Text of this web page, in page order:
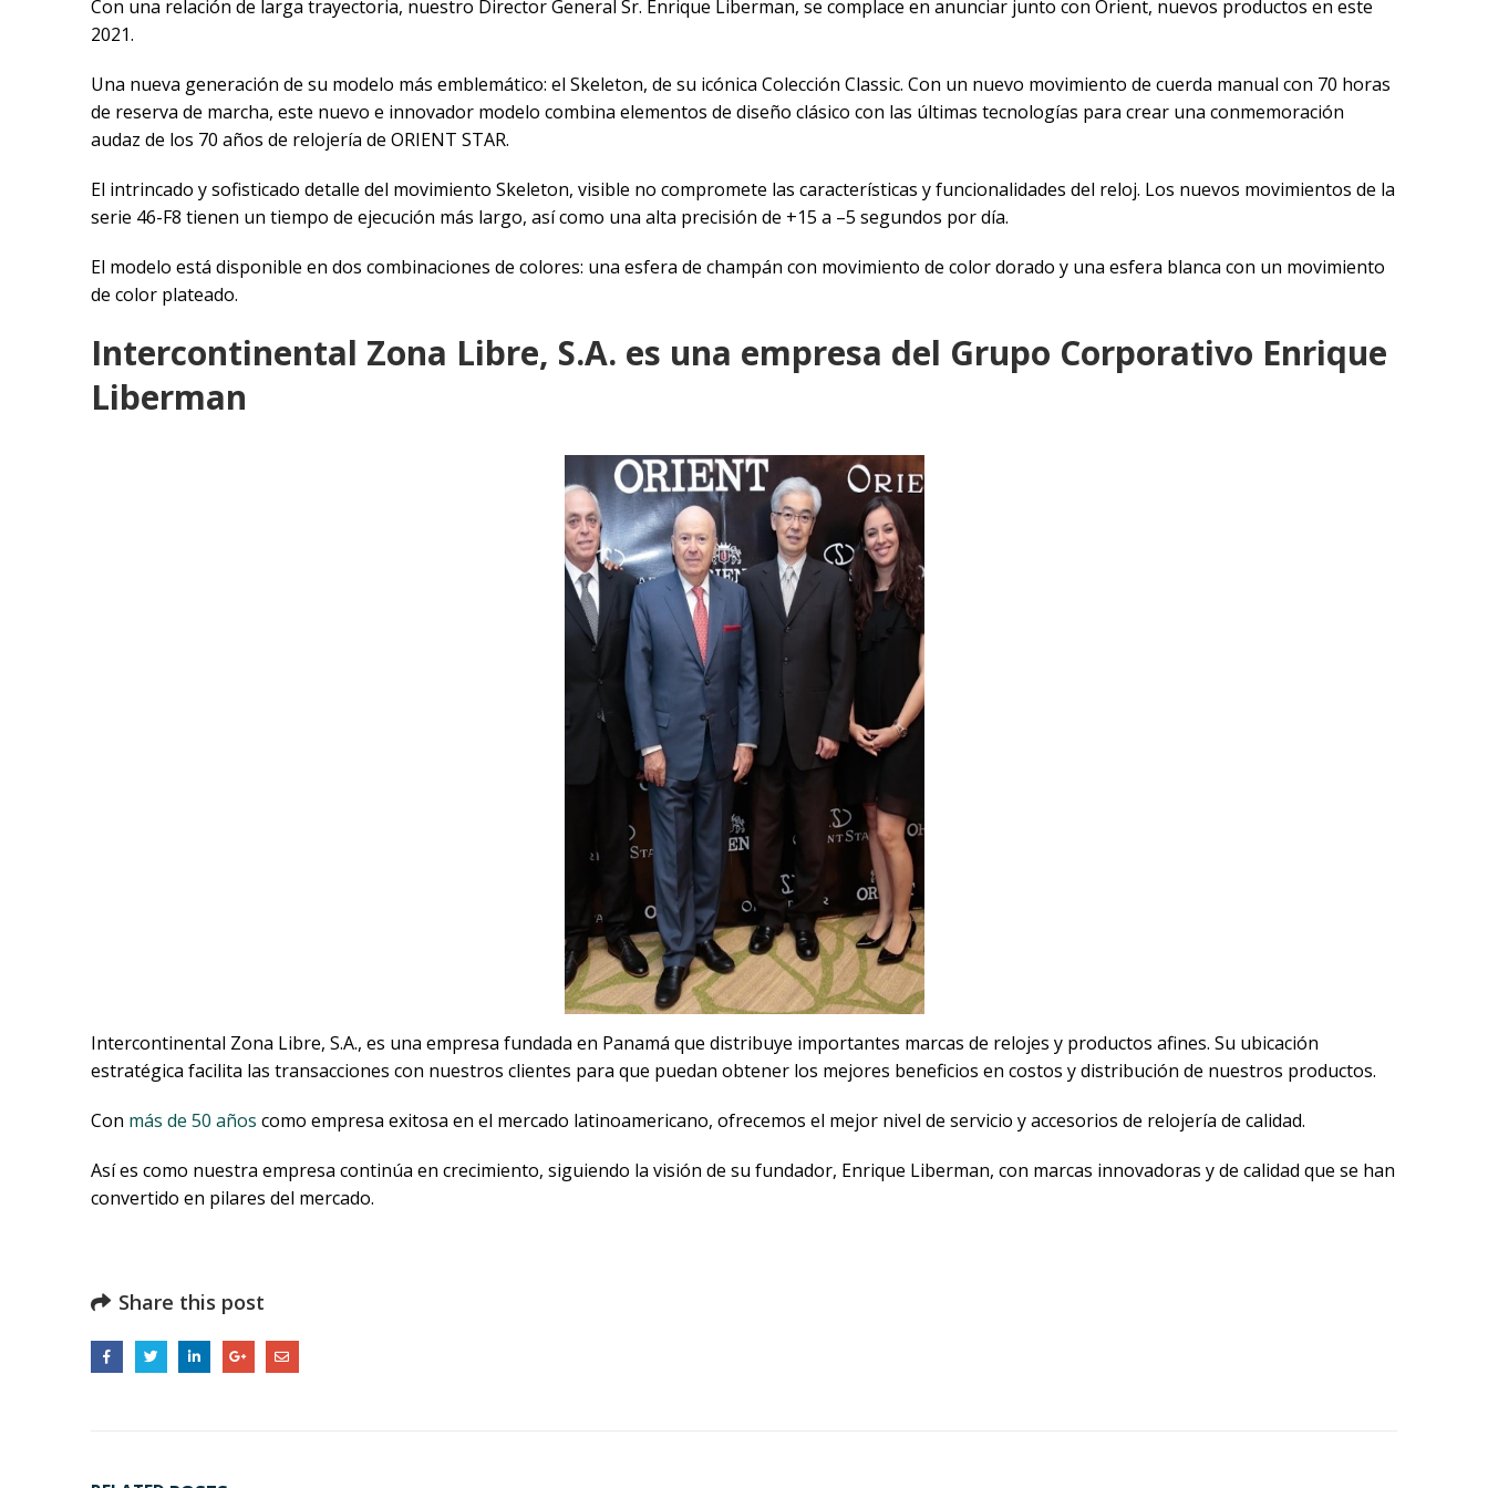
Con una relación de larga trayectoria, nuestro Director General Sr. Enrique Liberman, se complace en anunciar junto con Orient, nuevos productos en este
2021.
Una nueva generación de su modelo más emblemático: el Skeleton, de su icónica Colección Classic. Con un nuevo movimiento de cuerda manual con 70 horas
de reserva de marcha, este nuevo e innovador modelo combina elementos de diseño clásico con las últimas tecnologías para crear una conmemoración
audaz de los 70 años de relojería de ORIENT STAR.
El intrincado y sofisticado detalle del movimiento Skeleton, visible no compromete las características y funcionalidades del reloj. Los nuevos movimientos de la
serie 46-F8 tienen un tiempo de ejecución más largo, así como una alta precisión de +15 a –5 segundos por día.
El modelo está disponible en dos combinaciones de colores: una esfera de champán con movimiento de color dorado y una esfera blanca con un movimiento
de color plateado.
Intercontinental Zona Libre, S.A. es una empresa del Grupo Corporativo Enrique
Liberman
Intercontinental Zona Libre, S.A., es una empresa fundada en Panamá que distribuye importantes marcas de relojes y productos afines. Su ubicación
estratégica facilita las transacciones con nuestros clientes para que puedan obtener los mejores beneficios en costos y distribución de nuestros productos.
Con más de 50 años como empresa exitosa en el mercado latinoamericano, ofrecemos el mejor nivel de servicio y accesorios de relojería de calidad.
Así es como nuestra empresa continúa en crecimiento, siguiendo la visión de su fundador, Enrique Liberman, con marcas innovadoras y de calidad que se han
convertido en pilares del mercado.
Share this post